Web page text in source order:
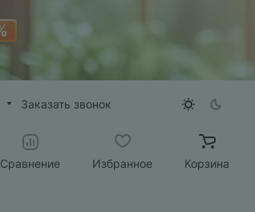
Заказать звонок
Сравнение Избранное Корзина